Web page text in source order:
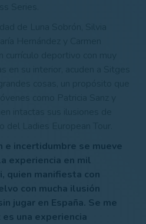
e incertidumbre se mueve
experiencia en mil
quien manifiesta con
con mucha ilusión
jugar en España. Se me
una experiencia